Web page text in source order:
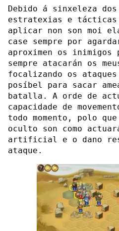
Debido á sinxeleza dos
estratexias e tácticas
aplicar non son moi
case sempre por
aproximen os
sempre atacarán os
focalizando os ataques
posíbel para sacar
batalla. A orde de
capacidade de
todo momento, polo
oculto son como
artificial e o dano
ataque.